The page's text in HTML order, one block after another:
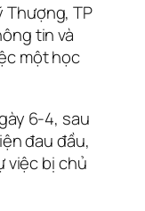
Thượng, TP
tin và
một học
6-4, sau
đau đầu,
việc bị chủ